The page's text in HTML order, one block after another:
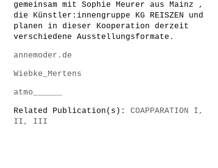
gemeinsam mit Sophie Meurer aus Mainz ,
die Künstler:innengruppe KG REISZEN und
planen in dieser Kooperation derzeit
verschiedene Ausstellungsformate.
annemoder.de
Wiebke_Mertens
atmo______
Related Publication(s): COAPPARATION I,
II, III